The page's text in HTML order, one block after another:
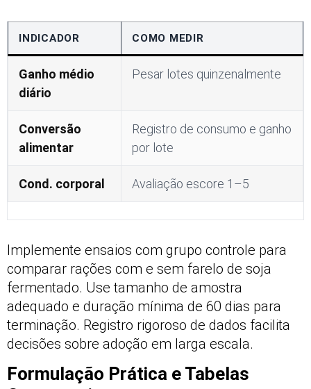
INDICADOR COMO MEDIR
Ganho médio
diário
Pesar lotes quinzenalmente
Conversão
alimentar
Registro de consumo e ganho
por lote
Cond. corporal Avaliação escore 1–5
Implemente ensaios com grupo controle para
comparar rações com e sem farelo de soja
fermentado. Use tamanho de amostra
adequado e duração mínima de 60 dias para
terminação. Registro rigoroso de dados facilita
decisões sobre adoção em larga escala.
Formulação Prática e Tabelas